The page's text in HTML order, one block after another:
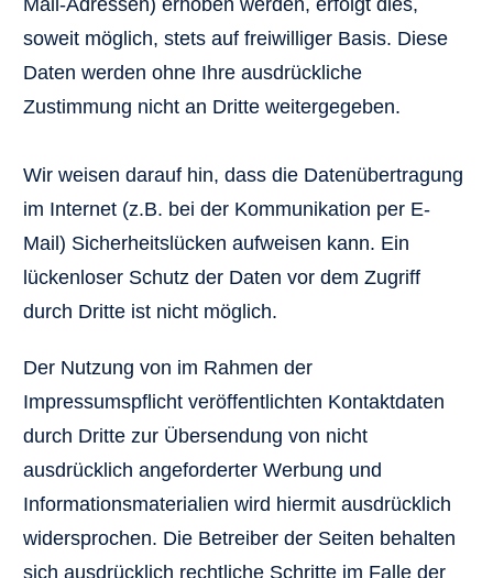
Mail-Adressen) erhoben werden, erfolgt dies,
soweit möglich, stets auf freiwilliger Basis. Diese
Daten werden ohne Ihre ausdrückliche
Zustimmung nicht an Dritte weitergegeben.
Wir weisen darauf hin, dass die Datenübertragung
im Internet (z.B. bei der Kommunikation per E-
Mail) Sicherheitslücken aufweisen kann. Ein
lückenloser Schutz der Daten vor dem Zugriff
durch Dritte ist nicht möglich.
Der Nutzung von im Rahmen der
Impressumspflicht veröffentlichten Kontaktdaten
durch Dritte zur Übersendung von nicht
ausdrücklich angeforderter Werbung und
Informationsmaterialien wird hiermit ausdrücklich
widersprochen. Die Betreiber der Seiten behalten
sich ausdrücklich rechtliche Schritte im Falle der